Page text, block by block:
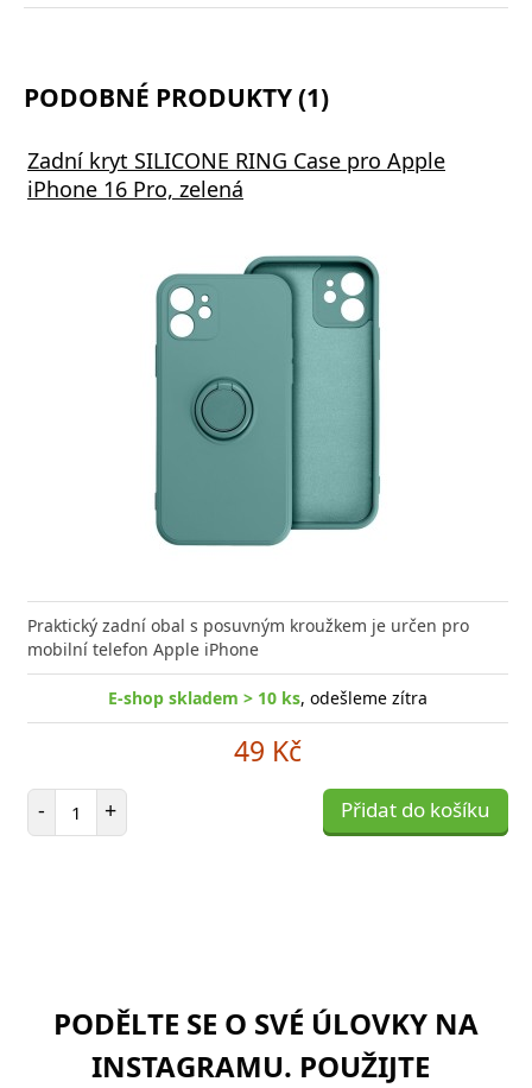
PODOBNÉ PRODUKTY (1)
Zadní kryt SILICONE RING Case pro Apple
iPhone 16 Pro, zelená
Praktický zadní obal s posuvným kroužkem je určen pro
mobilní telefon Apple iPhone
E-shop skladem > 10 ks, odešleme zítra
49 Kč
- Počet položek
+ Přidat do košíku
PODĚLTE SE O SVÉ ÚLOVKY NA
INSTAGRAMU. POUŽIJTE